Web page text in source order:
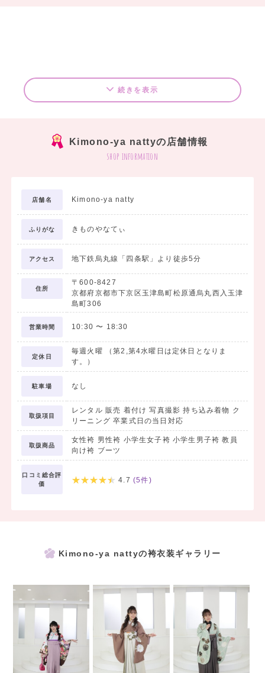
続きを表示
Kimono-ya nattyの店舗情報
shop information
店舗名 Kimono-ya natty
ふりがな きものやなてぃ
アクセス 地下鉄烏丸線「四条駅」より徒歩5分
住所
〒600-8427
京都府京都市下京区玉津島町松原通烏丸西入玉津
島町306
営業時間 10:30 〜 18:30
定休日
毎週火曜 （第2,第4水曜日は定休日となりま
す。）
駐車場 なし
取扱項目
レンタル 販売 着付け 写真撮影 持ち込み着物 ク
リーニング 卒業式日の当日対応
取扱商品
女性袴 男性袴 小学生女子袴 小学生男子袴 教員
向け袴 ブーツ
口コミ総合評
価
4.7 (5件)
Kimono-ya nattyの袴衣装ギャラリー